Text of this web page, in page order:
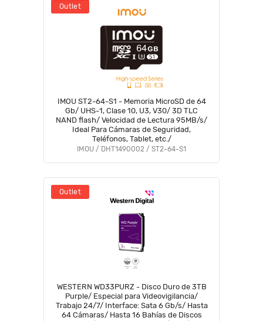
Outlet
IMOU ST2-64-S1 - Memoria MicroSD de 64
Gb/ UHS-1, Clase 10, U3, V30/ 3D TLC
NAND flash/ Velocidad de Lectura 95MB/s/
Ideal Para Cámaras de Seguridad,
Teléfonos, Tablet, etc./
IMOU / DHT1490002 / ST2-64-S1
Outlet
WESTERN WD33PURZ - Disco Duro de 3TB
Purple/ Especial para Videovigilancia/
Trabajo 24/7/ Interface: Sata 6 Gb/s/ Hasta
64 Cámaras/ Hasta 16 Bahías de Discos